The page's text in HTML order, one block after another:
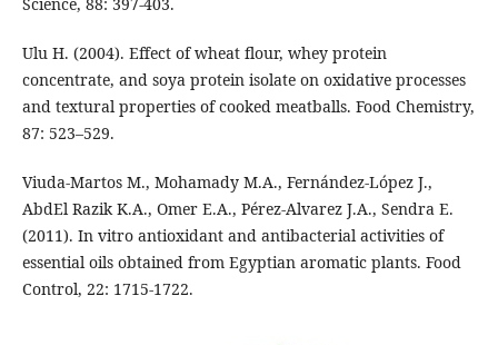
Ulu H. (2004). Effect of wheat flour, whey protein
concentrate, and soya protein isolate on oxidative processes
and textural properties of cooked meatballs. Food Chemistry,
87: 523–529.
Viuda-Martos M., Mohamady M.A., Fernández-López J.,
AbdEl Razik K.A., Omer E.A., Pérez-Alvarez J.A., Sendra E.
(2011). In vitro antioxidant and antibacterial activities of
essential oils obtained from Egyptian aromatic plants. Food
Control, 22: 1715-1722.